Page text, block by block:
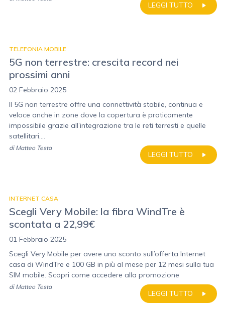
LEGGI TUTTO
TELEFONIA MOBILE
5G non terrestre: crescita record nei
prossimi anni
02 Febbraio 2025
Il 5G non terrestre offre una connettività stabile, continua e
veloce anche in zone dove la copertura è praticamente
impossibile grazie all’integrazione tra le reti terresti e quelle
satellitari....
LEGGI TUTTO
di Matteo Testa
INTERNET CASA
Scegli Very Mobile: la fibra WindTre è
scontata a 22,99€
01 Febbraio 2025
Scegli Very Mobile per avere uno sconto sull’offerta Internet
casa di WindTre e 100 GB in più al mese per 12 mesi sulla tua
SIM mobile. Scopri come accedere alla promozione
LEGGI TUTTO
di Matteo Testa